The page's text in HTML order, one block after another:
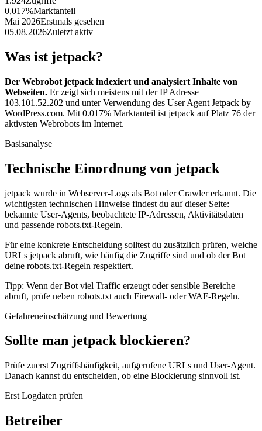
0,017%Marktanteil
Mai 2026Erstmals gesehen
05.08.2026Zuletzt aktiv
Was ist jetpack?
Der Webrobot jetpack indexiert und analysiert Inhalte von
Webseiten. Er zeigt sich meistens mit der IP Adresse
103.101.52.202 und unter Verwendung des User Agent Jetpack by
WordPress.com. Mit 0.017% Marktanteil ist jetpack auf Platz 76 der
aktivsten Webrobots im Internet.
Basisanalyse
Technische Einordnung von jetpack
jetpack wurde in Webserver-Logs als Bot oder Crawler erkannt. Die
wichtigsten technischen Hinweise findest du auf dieser Seite:
bekannte User-Agents, beobachtete IP-Adressen, Aktivitätsdaten
und passende robots.txt-Regeln.
Für eine konkrete Entscheidung solltest du zusätzlich prüfen, welche
URLs jetpack abruft, wie häufig die Zugriffe sind und ob der Bot
deine robots.txt-Regeln respektiert.
Tipp: Wenn der Bot viel Traffic erzeugt oder sensible Bereiche
abruft, prüfe neben robots.txt auch Firewall- oder WAF-Regeln.
Gefahreneinschätzung und Bewertung
Sollte man jetpack blockieren?
Prüfe zuerst Zugriffshäufigkeit, aufgerufene URLs und User-Agent.
Danach kannst du entscheiden, ob eine Blockierung sinnvoll ist.
Erst Logdaten prüfen
Betreiber